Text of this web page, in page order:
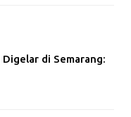
di Semarang: